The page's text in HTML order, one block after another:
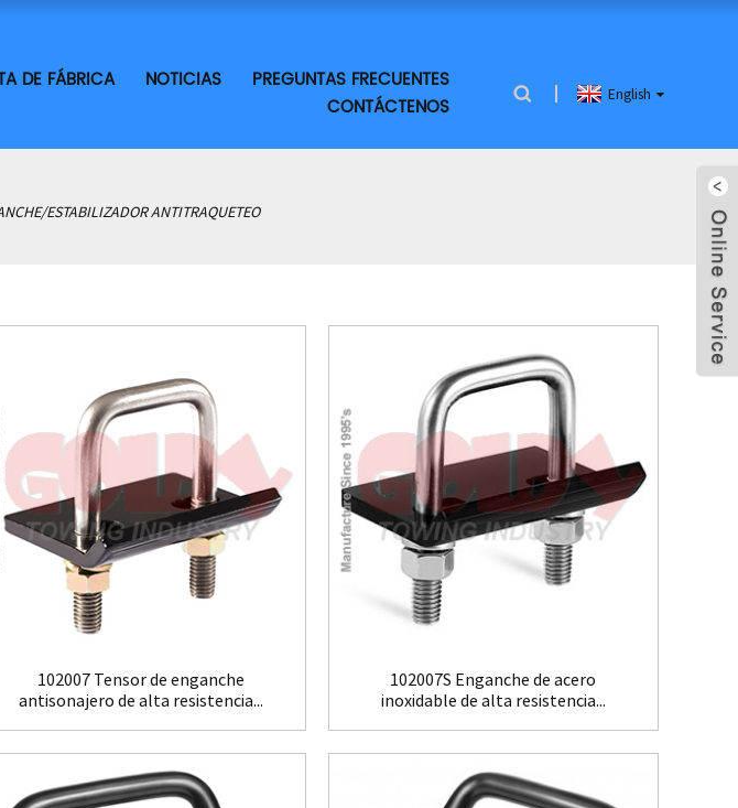
DE FÁBRICA NOTICIAS
PREGUNTAS FRECUENTES
CONTÁCTENOS
English
ESTABILIZADOR ANTITRAQUETEO
102007 Tensor de enganche
antisonajero de alta resistencia...
102007S Enganche de acero
inoxidable de alta resistencia...